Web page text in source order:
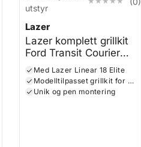
utstyr
Lazer
Lazer komplett grillkit
Ford Transit Courier
2023+
Med Lazer Linear 18 Elite
Modelltilpasset grillkit for en innfelt og skjult montering
Unik og pen montering